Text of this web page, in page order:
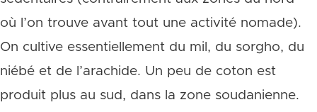
où l’on trouve avant tout une activité nomade).
On cultive essentiellement du mil, du sorgho, du
niébé et de l’arachide. Un peu de coton est
produit plus au sud, dans la zone soudanienne.